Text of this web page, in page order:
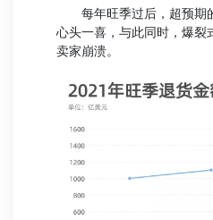
每年旺季过后，超预期
心头一喜，与此同时，爆裂
卖家崩溃。